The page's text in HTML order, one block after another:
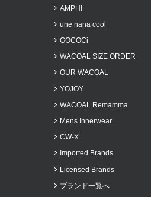
AMPHI
une nana cool
GOCOCi
WACOAL SIZE ORDER
OUR WACOAL
YOJOY
WACOAL Remamma
Mens Innerwear
CW-X
Imported Brands
Licensed Brands
ブランド一覧へ